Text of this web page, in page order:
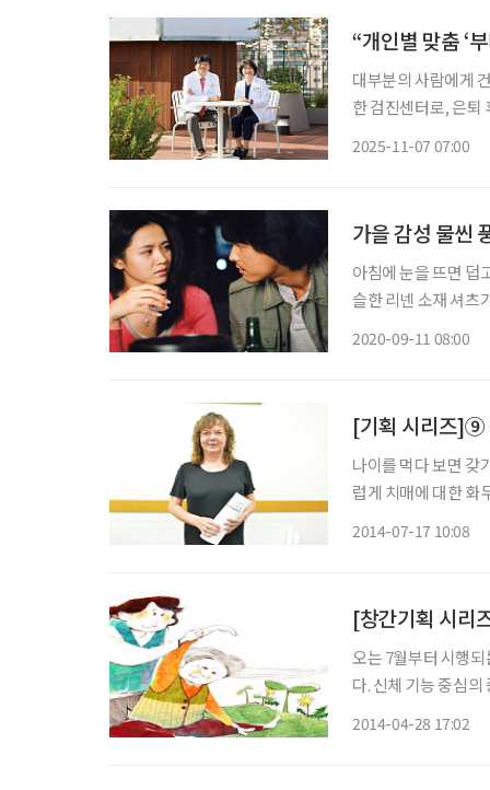
“개인별 맞춤 ‘
대부분의 사람에게
한 검진센터로, 은퇴
2025-11-07 07:00
가을 감성 물씬
아침에 눈을 뜨면 덥
슬한 리넨 소재 셔츠
2020-09-11 08:00
[기획 시리즈]⑨
나이를 먹다 보면 갖
럽게 치매에 대한 화
2014-07-17 10:08
[창간기획 시리
오는 7월부터 시행
다. 신체 기능 중심
2014-04-28 17:02